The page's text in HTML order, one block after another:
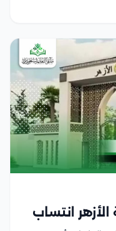
بدلًا من إضاعة الوقت
انتساب